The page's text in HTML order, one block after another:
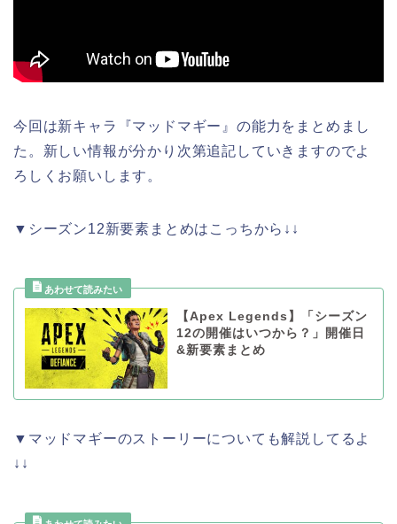
今回は新キャラ『マッドマギー』の能力をまとめまし
た。新しい情報が分かり次第追記していきますのでよ
ろしくお願いします。
▼シーズン12新要素まとめはこっちから↓↓
【Apex Legends】「シーズン
12の開催はいつから？」開催日
&新要素まとめ
▼マッドマギーのストーリーについても解説してるよ
↓↓